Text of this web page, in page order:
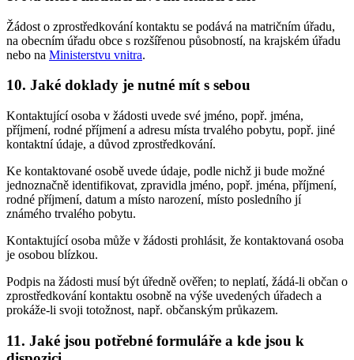
Žádost o zprostředkování kontaktu se podává na matričním úřadu,
na obecním úřadu obce s rozšířenou působností, na krajském úřadu
nebo na Ministerstvu vnitra.
10. Jaké doklady je nutné mít s sebou
Kontaktující osoba v žádosti uvede své jméno, popř. jména,
příjmení, rodné příjmení a adresu místa trvalého pobytu, popř. jiné
kontaktní údaje, a důvod zprostředkování.
Ke kontaktované osobě uvede údaje, podle nichž ji bude možné
jednoznačně identifikovat, zpravidla jméno, popř. jména, příjmení,
rodné příjmení, datum a místo narození, místo posledního jí
známého trvalého pobytu.
Kontaktující osoba může v žádosti prohlásit, že kontaktovaná osoba
je osobou blízkou.
Podpis na žádosti musí být úředně ověřen; to neplatí, žádá-li občan o
zprostředkování kontaktu osobně na výše uvedených úřadech a
prokáže-li svoji totožnost, např. občanským průkazem.
11. Jaké jsou potřebné formuláře a kde jsou k